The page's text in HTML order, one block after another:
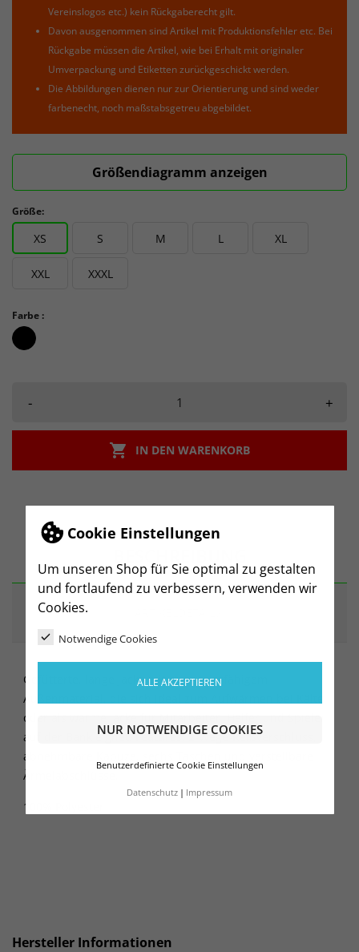
Cookie Einstellungen
Um unseren Shop für Sie optimal zu gestalten
und fortlaufend zu verbessern, verwenden wir
Cookies.
Notwendige Cookies
ALLE AKZEPTIEREN
NUR NOTWENDIGE COOKIES
Benutzerdefinierte Cookie Einstellungen
Datenschutz Impressum
Vereinslogos etc.) kein Rückgaberecht gilt.
Davon ausgenommen sind Artikel mit Produktionsfehler etc. Bei
Rückgabe müssen die Artikel, wie bei Erhalt mit originaler
Umverpackung und Etiketten zurückgeschickt werden.
Die Abbildungen dienen nur zur Orientierung und sind weder
farbenecht, noch maßstabsgetreu abgebildet.
Größendiagramm anzeigen
Größe:
XS S M L XL
XXL XXXL
Farbe :
schwarz_schwarz
- +
 IN DEN WARENKORB
Gefütterte, lange Jacke mit strapazierfähigem
Außenmaterial, die sich ideal zum Aufwärmen bei Kälte
oder als warme Jacke für Mitarbeiter, Helfer und Spieler
auf der Bank eignet. Features: 2-Wege-Reißverschluss,
abnehmbare Kapuze, sechs Taschen und verstellbare
Ärmelabschlüsse.
100% Polyester
Hersteller Informationen